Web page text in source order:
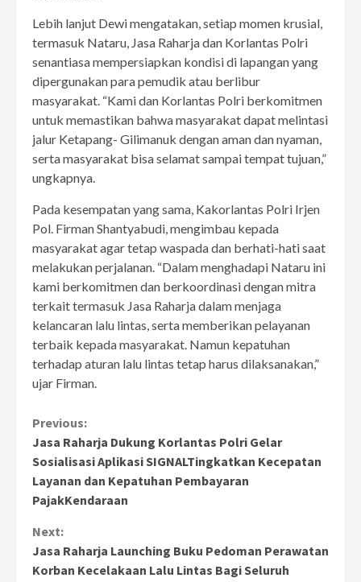
Lebih lanjut Dewi mengatakan, setiap momen krusial,
termasuk Nataru, Jasa Raharja dan Korlantas Polri
senantiasa mempersiapkan kondisi di lapangan yang
dipergunakan para pemudik atau berlibur
masyarakat. “Kami dan Korlantas Polri berkomitmen
untuk memastikan bahwa masyarakat dapat melintasi
jalur Ketapang- Gilimanuk dengan aman dan nyaman,
serta masyarakat bisa selamat sampai tempat tujuan,”
ungkapnya.
Pada kesempatan yang sama, Kakorlantas Polri Irjen
Pol. Firman Shantyabudi, mengimbau kepada
masyarakat agar tetap waspada dan berhati-hati saat
melakukan perjalanan. “Dalam menghadapi Nataru ini
kami berkomitmen dan berkoordinasi dengan mitra
terkait termasuk Jasa Raharja dalam menjaga
kelancaran lalu lintas, serta memberikan pelayanan
terbaik kepada masyarakat. Namun kepatuhan
terhadap aturan lalu lintas tetap harus dilaksanakan,”
ujar Firman.
Continue
Reading
Previous:
Jasa Raharja Dukung Korlantas Polri Gelar
Sosialisasi Aplikasi SIGNALTingkatkan Kecepatan
Layanan dan Kepatuhan Pembayaran
PajakKendaraan
Next:
Jasa Raharja Launching Buku Pedoman Perawatan
Korban Kecelakaan Lalu Lintas Bagi Seluruh